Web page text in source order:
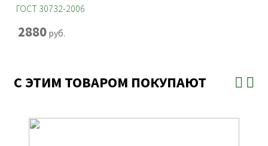
ГОСТ 30732-2006
2880руб.
С ЭТИМ ТОВАРОМ ПОКУПАЮТ